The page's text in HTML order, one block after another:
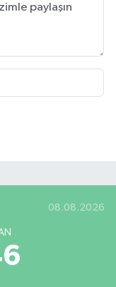
08.08.2026